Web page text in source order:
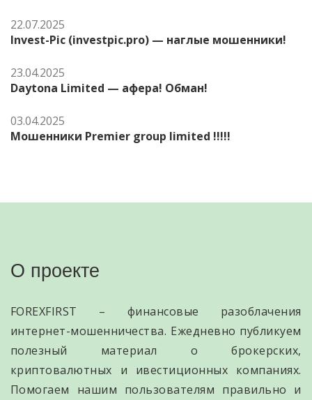
22.07.2025
Invest-Pic (investpic.pro) — наглые мошенники!
23.04.2025
Daytona Limited — афера! Обман!
03.04.2025
Мошенники Premier group limited !!!!!
О проекте
FOREXFIRST – финансовые разоблачения
интернет-мошенничества. Ежедневно публикуем
полезный материал о брокерских,
криптовалютных и ивестиционных компаниях.
Помогаем нашим пользователям правильно и